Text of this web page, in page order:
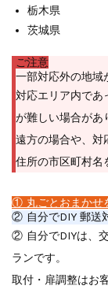
栃木県
茨城県
ご注意
一部対応外の地域
対応エリア内であ
が難しい場合があ
遠方の場合や、対
住所の市区町村名
① 丸ごとおまかせ
② 自分でDIY 郵送
② 自分でDIYは、
ランです。
取付・扉調整はお